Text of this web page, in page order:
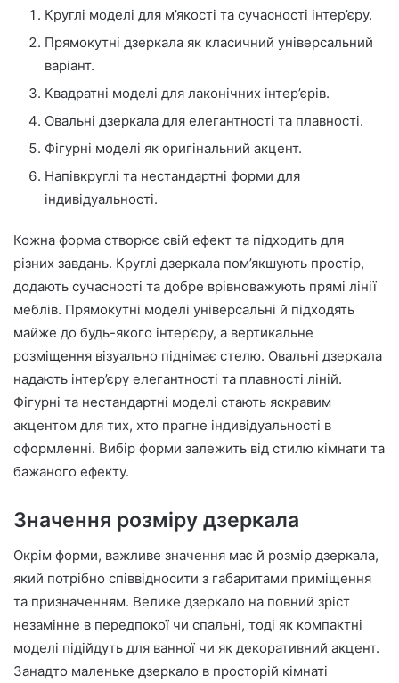
Круглі моделі для м’якості та сучасності інтер’єру.
Прямокутні дзеркала як класичний універсальний
варіант.
Квадратні моделі для лаконічних інтер’єрів.
Овальні дзеркала для елегантності та плавності.
Фігурні моделі як оригінальний акцент.
Напівкруглі та нестандартні форми для
індивідуальності.
Кожна форма створює свій ефект та підходить для
різних завдань. Круглі дзеркала пом’якшують простір,
додають сучасності та добре врівноважують прямі лінії
меблів. Прямокутні моделі універсальні й підходять
майже до будь-якого інтер’єру, а вертикальне
розміщення візуально піднімає стелю. Овальні дзеркала
надають інтер’єру елегантності та плавності ліній.
Фігурні та нестандартні моделі стають яскравим
акцентом для тих, хто прагне індивідуальності в
оформленні. Вибір форми залежить від стилю кімнати та
бажаного ефекту.
Значення розміру дзеркала
Окрім форми, важливе значення має й розмір дзеркала,
який потрібно співвідносити з габаритами приміщення
та призначенням. Велике дзеркало на повний зріст
незамінне в передпокої чи спальні, тоді як компактні
моделі підійдуть для ванної чи як декоративний акцент.
Занадто маленьке дзеркало в просторій кімнаті